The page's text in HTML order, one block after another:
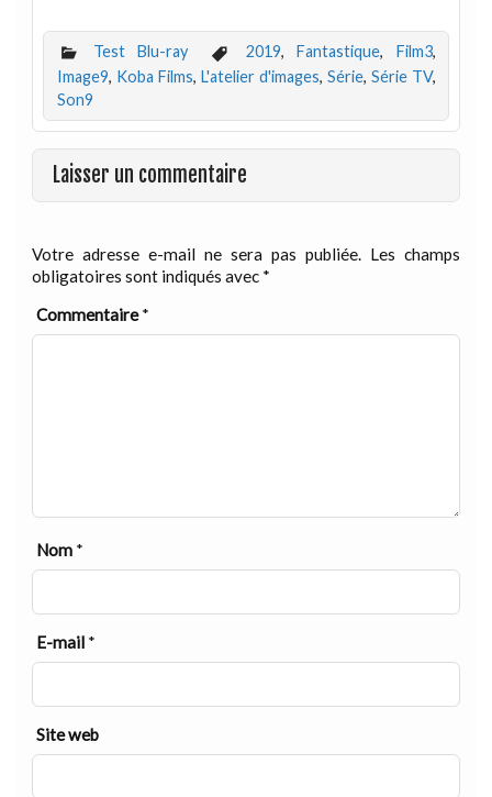
Test Blu-ray 2019,Fantastique, Film3,
Image9, Koba Films, L'atelier d'images, Série, Série TV,
Son9
Laisser un commentaire
Votre adresse e-mail ne sera pas publiée. Les champs
obligatoires sont indiqués avec *
Commentaire*
Nom *
E-mail *
Site web